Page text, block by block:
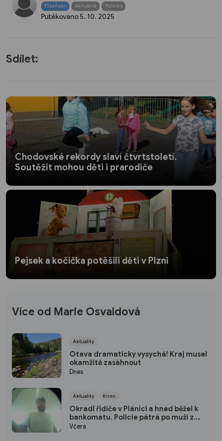
Plzeňský Aktuálně Politika
Publikováno5. 10. 2025
Sdílet:
Chodovské rekordy slaví čtvrtstoletí.
Soutěžit mohou děti i prarodiče
Pejsek a kočička potěšili děti v Plzni
Více od Marie Osvaldová
Aktuality
Otava dramaticky vysychá! Kraj musel
okamžitě zasáhnout
Dnes
Aktuality Krimi
Okradl řidiče v Plánici a hned běžel k
bankomatu. Policie pátrá po muži z
kamerových záznamů
Včera